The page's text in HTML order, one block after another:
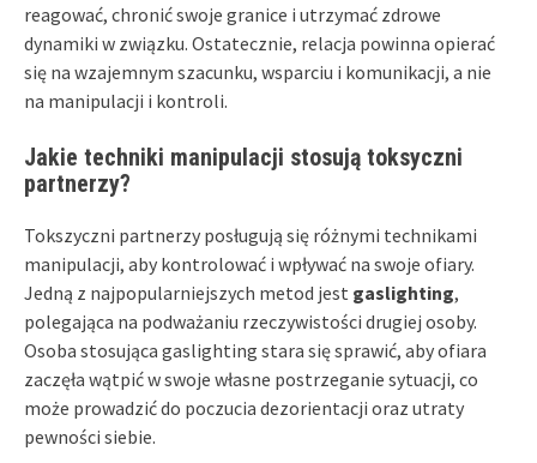
reagować, chronić swoje granice i utrzymać zdrowe
dynamiki w związku. Ostatecznie, relacja powinna opierać
się na wzajemnym szacunku, wsparciu i komunikacji, a nie
na manipulacji i kontroli.
Jakie techniki manipulacji stosują toksyczni
partnerzy?
Tokszyczni partnerzy posługują się różnymi technikami
manipulacji, aby kontrolować i wpływać na swoje ofiary.
Jedną z najpopularniejszych metod jest gaslighting,
polegająca na podważaniu rzeczywistości drugiej osoby.
Osoba stosująca gaslighting stara się sprawić, aby ofiara
zaczęła wątpić w swoje własne postrzeganie sytuacji, co
może prowadzić do poczucia dezorientacji oraz utraty
pewności siebie.